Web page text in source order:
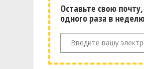
Оставьте свою
одного раза в неделю